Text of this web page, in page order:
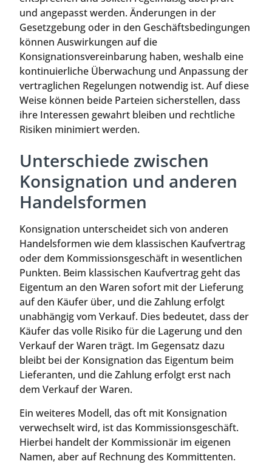
und angepasst werden. Änderungen in der
Gesetzgebung oder in den Geschäftsbedingungen
können Auswirkungen auf die
Konsignationsvereinbarung haben, weshalb eine
kontinuierliche Überwachung und Anpassung der
vertraglichen Regelungen notwendig ist. Auf diese
Weise können beide Parteien sicherstellen, dass
ihre Interessen gewahrt bleiben und rechtliche
Risiken minimiert werden.
Unterschiede zwischen
Konsignation und anderen
Handelsformen
Konsignation unterscheidet sich von anderen
Handelsformen wie dem klassischen Kaufvertrag
oder dem Kommissionsgeschäft in wesentlichen
Punkten. Beim klassischen Kaufvertrag geht das
Eigentum an den Waren sofort mit der Lieferung
auf den Käufer über, und die Zahlung erfolgt
unabhängig vom Verkauf. Dies bedeutet, dass der
Käufer das volle Risiko für die Lagerung und den
Verkauf der Waren trägt. Im Gegensatz dazu
bleibt bei der Konsignation das Eigentum beim
Lieferanten, und die Zahlung erfolgt erst nach
dem Verkauf der Waren.
Ein weiteres Modell, das oft mit Konsignation
verwechselt wird, ist das Kommissionsgeschäft.
Hierbei handelt der Kommissionär im eigenen
Namen, aber auf Rechnung des Kommittenten.